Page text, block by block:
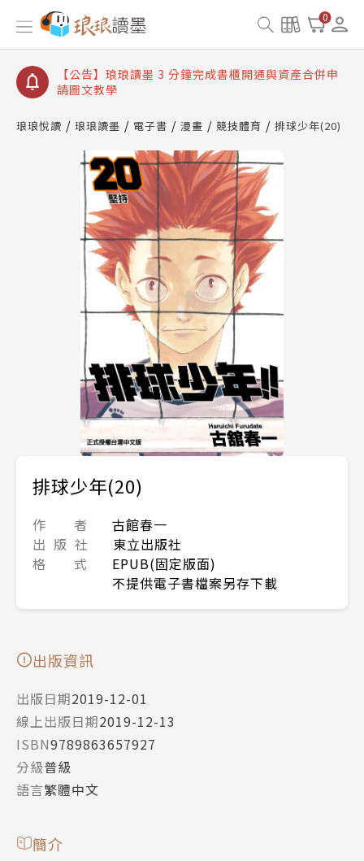
0
【公告】琅琅讀墨數位閱讀資產合併與書櫃開通申請
【公告】琅琅讀墨書櫃開通常見問題
【公告】琅琅讀墨 3 分鐘完成書櫃開通與資產合併申
請圖文教學
查詢
【公告】琅琅讀墨數位閱讀資產合併與書櫃開通申請
琅琅悅讀 琅琅讀墨 電子書 漫畫 競技體育 排球少年(20)
排球少年(20)
作 者
古館春一
出 版 社
東立出版社
格 式
EPUB(固定版面)
不提供電子書檔案另存下載
出版資訊
出版日期2019-12-01
線上出版日期2019-12-13
ISBN9789863657927
分級普級
語言繁體中文
簡介